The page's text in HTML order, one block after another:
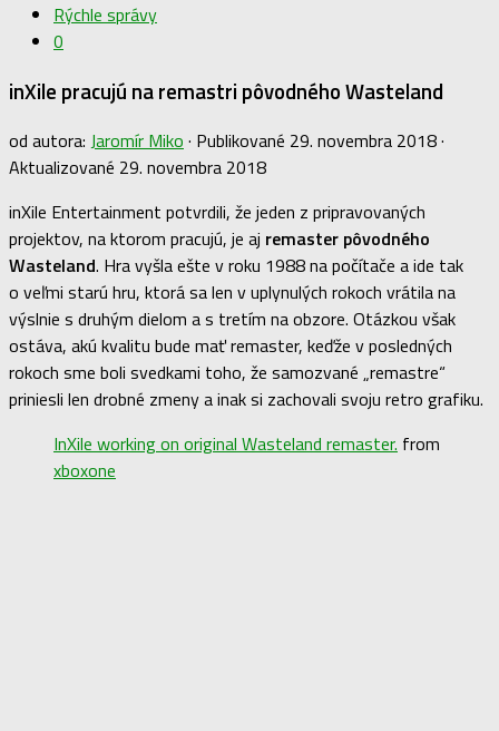
Rýchle správy
0
inXile pracujú na remastri pôvodného Wasteland
od autora: Jaromír Miko · Publikované 29. novembra 2018·
Aktualizované 29. novembra 2018
inXile Entertainment potvrdili, že jeden z pripravovaných
projektov, na ktorom pracujú, je aj remaster pôvodného
Wasteland. Hra vyšla ešte v roku 1988 na počítače a ide tak
o veľmi starú hru, ktorá sa len v uplynulých rokoch vrátila na
výslnie s druhým dielom a s tretím na obzore. Otázkou však
ostáva, akú kvalitu bude mať remaster, keďže v posledných
rokoch sme boli svedkami toho, že samozvané „remastre“
priniesli len drobné zmeny a inak si zachovali svoju retro grafiku.
InXile working on original Wasteland remaster. from
xboxone